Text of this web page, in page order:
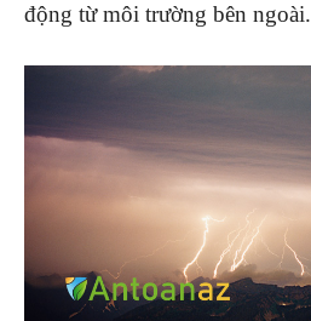
động từ môi trường bên ngoài.